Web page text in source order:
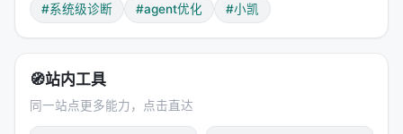
Proposer 的能力要求（2026 年初才实用化）：
修改代码
决定检查什么信息
通过直接代码库交互验证编辑
#系统级诊断
#agent优化 #小凯
🧭站内工具
同一站点更多能力，点击直达